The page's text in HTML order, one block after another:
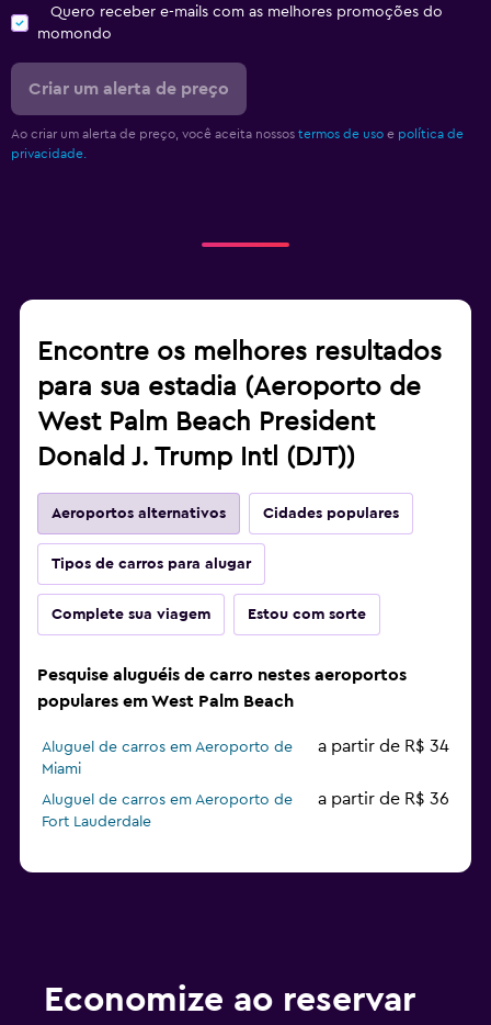
Quero receber e-mails com as melhores promoções do
momondo
Criar um alerta de preço
Ao criar um alerta de preço, você aceita nossos termos de uso e política de
privacidade.
Encontre os melhores resultados
para sua estadia (Aeroporto de
West Palm Beach President
Donald J. Trump Intl (DJT))
Aeroportos alternativos Cidades populares
Tipos de carros para alugar
Complete sua viagem Estou com sorte
Pesquise aluguéis de carro nestes aeroportos
populares em West Palm Beach
Aluguel de carros em Aeroporto de
Miami
a partir de R$ 34
Aluguel de carros em Aeroporto de
Fort Lauderdale
a partir de R$ 36
Economize ao reservar